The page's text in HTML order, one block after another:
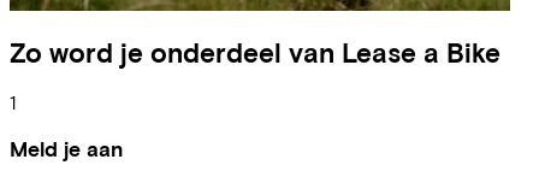
Zo word je onderdeel van Lease a Bike
1
Meld je aan